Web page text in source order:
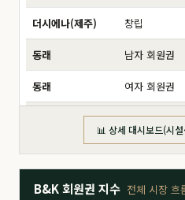
더시에나(제주) 창립
동래 남자 회원권
동래 여자 회원권
分 6,000만
分 8,000만
동부산
📊 상세 대시보드(시
B&K 회원권 지수 전체 시장 흐